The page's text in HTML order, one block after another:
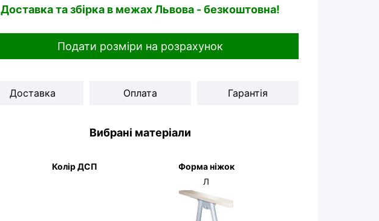
Доставка та збірка в межах Львова - безкоштовна!
Подати розміри на розрахунок
Доставка Оплата Гарантія
Вибрані матеріали
Колір ДСП
Форма ніжок
Л